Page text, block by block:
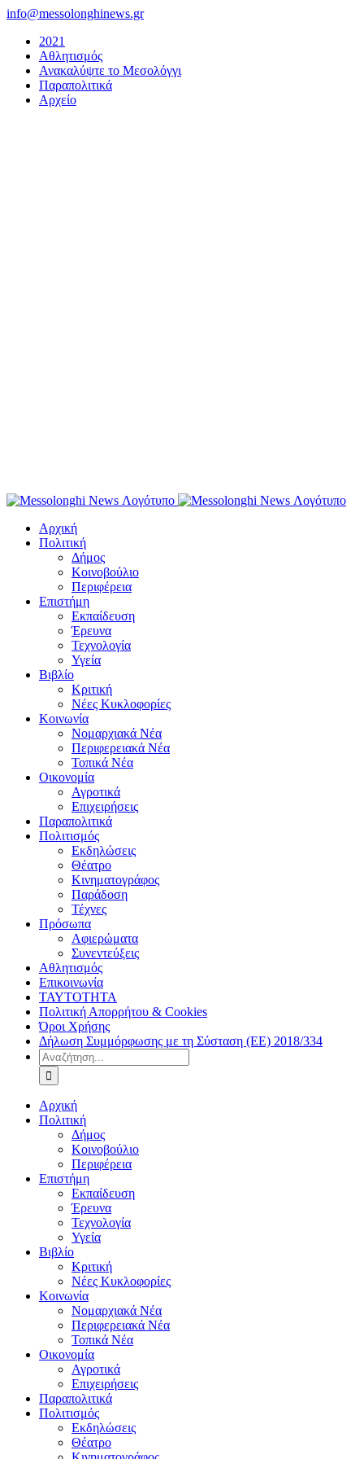
Μετάβαση
περιεχόμενο
info@messolonghinews.gr
2021
Αθλητισμός
Ανακαλύψτε το Μεσολόγγι
Παραπολιτικά
Αρχείο
Αρχική
Πολιτική
Δήμος
Κοινοβούλιο
Περιφέρεια
Επιστήμη
Εκπαίδευση
Έρευνα
Τεχνολογία
Υγεία
Βιβλίο
Κριτική
Νέες Κυκλοφορίες
Κοινωνία
Νομαρχιακά Νέα
Περιφερειακά Νέα
Τοπικά Νέα
Οικονομία
Αγροτικά
Επιχειρήσεις
Παραπολιτικά
Πολιτισμός
Εκδηλώσεις
Θέατρο
Κινηματογράφος
Παράδοση
Τέχνες
Πρόσωπα
Αφιερώματα
Συνεντεύξεις
Αθλητισμός
Επικοινωνία
ΤΑΥΤΟΤΗΤΑ
Πολιτική Απορρήτου & Cookies
Όροι Χρήσης
Δήλωση Συμμόρφωσης με τη Σύσταση (ΕΕ) 2018/334
Αναζήτηση
για:
Αρχική
Πολιτική
Δήμος
Κοινοβούλιο
Περιφέρεια
Επιστήμη
Εκπαίδευση
Έρευνα
Τεχνολογία
Υγεία
Βιβλίο
Κριτική
Νέες Κυκλοφορίες
Κοινωνία
Νομαρχιακά Νέα
Περιφερειακά Νέα
Τοπικά Νέα
Οικονομία
Αγροτικά
Επιχειρήσεις
Παραπολιτικά
Πολιτισμός
Εκδηλώσεις
Θέατρο